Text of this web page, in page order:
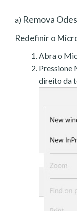
a) Remova
Redefinir o
Abra o
Pressione
direito da